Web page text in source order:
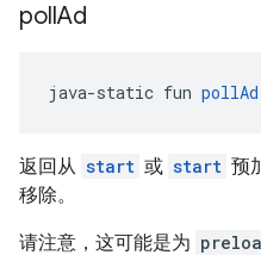
pollAd
java-static fun pollAd
返回从 start 或 start 预
移除。
请注意，这可能是为